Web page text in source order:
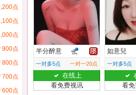
点
点
点
900点
800点
700点
600点
半分醉意
一对多5点 一对一20点
在线上
看免费视讯
如意兒
一对多5点
看